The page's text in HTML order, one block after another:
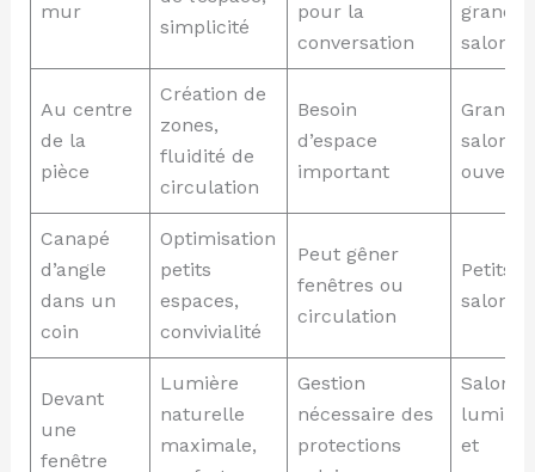
mur
simplicité
pour la
conversation
grands
salons
Au centre
de la
pièce
Création de
zones,
fluidité de
circulation
Besoin
d’espace
important
Grands
salons
ouverts
Canapé
d’angle
dans un
coin
Optimisation
petits
espaces,
convivialité
Peut gêner
fenêtres ou
circulation
Petits
salons
Devant
une
fenêtre
Lumière
naturelle
maximale,
Gestion
nécessaire des
protections
Salons
et